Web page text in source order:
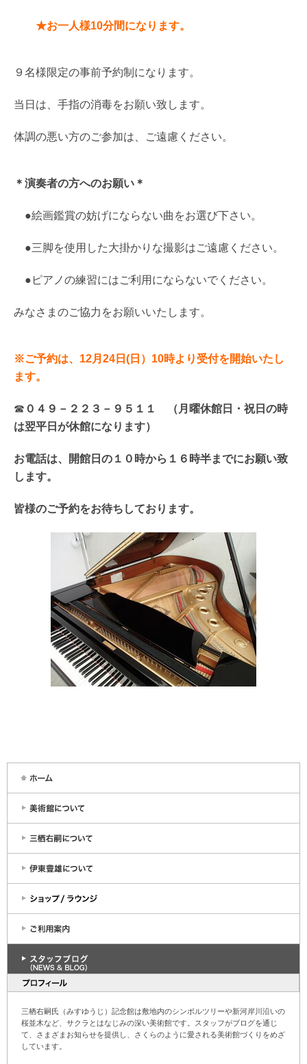
三栖右嗣氏（みすゆうじ）記念館は敷地内のシンボルツリーや新河岸川沿いの
桜並木など、サクラとはなじみの深い美術館です。スタッフがブログを通じ
て、さまざまお知らせを提供し、さくらのように愛される美術館づくりをめざ
しています。
★お一人様10分間になります。
９名様限定の事前予約制になります。
当日は、手指の消毒をお願い致します。
体調の悪い方のご参加は、ご遠慮ください。
＊演奏者の方へのお願い＊
●絵画鑑賞の妨げにならない曲をお選び下さい。
●三脚を使用した大掛かりな撮影はご遠慮ください。
●ピアノの練習にはご利用にならないでください。
みなさまのご協力をお願いいたします。
※ご予約は、12月24日(日）10時より受付を開始いたし
ます。
☎ ０４９－２２３－９５１１ （月曜休館日・祝日の時
は翌平日が休館になります）
お電話は、開館日の１０時から１６時半までにお願い致
します。
皆様のご予約をお待ちしております。